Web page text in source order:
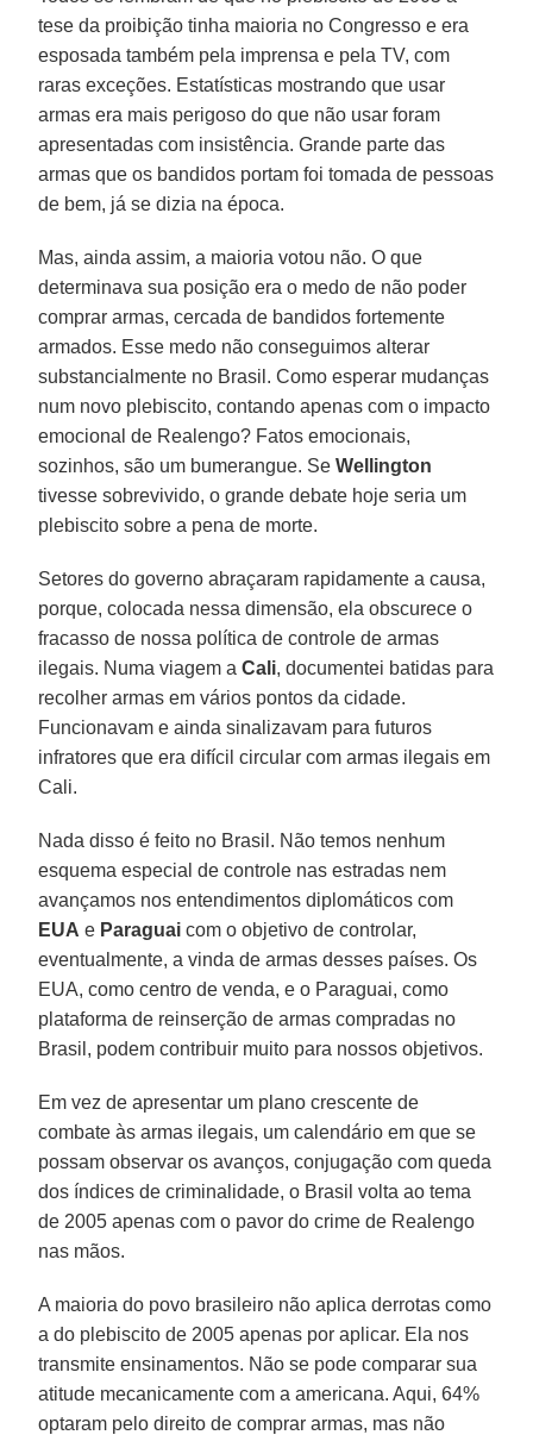
tese da proibição tinha maioria no Congresso e era
esposada também pela imprensa e pela TV, com
raras exceções. Estatísticas mostrando que usar
armas era mais perigoso do que não usar foram
apresentadas com insistência. Grande parte das
armas que os bandidos portam foi tomada de pessoas
de bem, já se dizia na época.
Mas, ainda assim, a maioria votou não. O que
determinava sua posição era o medo de não poder
comprar armas, cercada de bandidos fortemente
armados. Esse medo não conseguimos alterar
substancialmente no Brasil. Como esperar mudanças
num novo plebiscito, contando apenas com o impacto
emocional de Realengo? Fatos emocionais,
sozinhos, são um bumerangue. SeWellington
tivesse sobrevivido, o grande debate hoje seria um
plebiscito sobre a pena de morte.
Setores do governo abraçaram rapidamente a causa,
porque, colocada nessa dimensão, ela obscurece o
fracasso de nossa política de controle de armas
ilegais. Numa viagem aCali, documentei batidas para
recolher armas em vários pontos da cidade.
Funcionavam e ainda sinalizavam para futuros
infratores que era difícil circular com armas ilegais em
Cali.
Nada disso é feito no Brasil. Não temos nenhum
esquema especial de controle nas estradas nem
avançamos nos entendimentos diplomáticos com
EUA e Paraguai com o objetivo de controlar,
eventualmente, a vinda de armas desses países. Os
EUA, como centro de venda, e o Paraguai, como
plataforma de reinserção de armas compradas no
Brasil, podem contribuir muito para nossos objetivos.
Em vez de apresentar um plano crescente de
combate às armas ilegais, um calendário em que se
possam observar os avanços, conjugação com queda
dos índices de criminalidade, o Brasil volta ao tema
de 2005 apenas com o pavor do crime de Realengo
nas mãos.
A maioria do povo brasileiro não aplica derrotas como
a do plebiscito de 2005 apenas por aplicar. Ela nos
transmite ensinamentos. Não se pode comparar sua
atitude mecanicamente com a americana. Aqui, 64%
optaram pelo direito de comprar armas, mas não